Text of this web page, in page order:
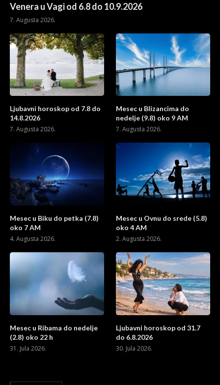
Venera u Vagi od 6.8 do 10.9.2026
7. Augusta 2026.
Ljubavni horoskop od 7.8 do
14.8.2026
7. Augusta 2026.
Mesec u Blizancima do
nedelje (9.8) oko 9 AM
7. Augusta 2026.
Mesec u Biku do petka (7.8)
oko 7 AM
4. Augusta 2026.
Mesec u Ovnu do srede (5.8)
oko 4 AM
2. Augusta 2026.
Mesec u Ribama do nedelje
(2.8) oko 22 h
31. Jula 2026.
Ljubavni horoskop od 31.7
do 6.8.2026
30. Jula 2026.